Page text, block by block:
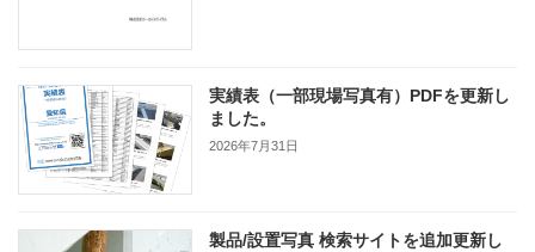
実績表（一部現場写真有）PDFを更新し
ました。
2026年7月31日
製品/設置写真 検索サイトを追加更新し